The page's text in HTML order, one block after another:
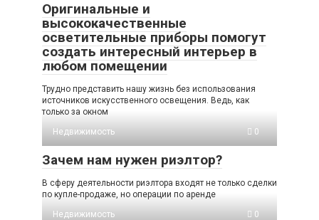
Оригинальные и
высококачественные
осветительные приборы помогут
создать интересный интерьер в
любом помещении
Трудно представить нашу жизнь без использования
источников искусственного освещения. Ведь, как
только за окном
Недвижимость
0
Зачем нам нужен риэлтор?
В сферу деятельности риэлтора входят не только сделки
по купле-продаже, но операции по аренде
Недвижимость
0